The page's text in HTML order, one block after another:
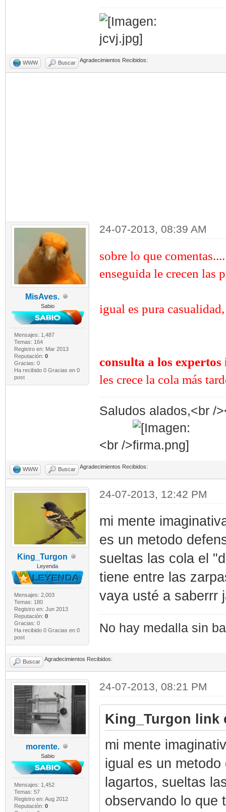
WWW Buscar Agradecimientos Recibidos:
MisAves.
Sabio
Mensajes: 1,487
Temas: 164
Registro en: Mar 2013
Reputación: 0
Gracias: 0
Ha recibido 0 Gracias en 0
post
24-07-2013, 08:39 AM
sobre lo que
enseguida le crecen las
igual es pura
consulta a los expertos
les crece la cola más
Saludos alados,<br /
<br />
WWW Buscar Agradecimientos Recibidos:
King_Turgon
Leyenda
Mensajes: 2,003
Temas: 180
Registro en: Jun 2013
Reputación: 0
Gracias: 0
Ha recibido 0 Gracias en 0
post
24-07-2013, 12:42 PM
mi mente
es un metodo
sueltas las cola el
tiene entre las
vaya usté a saberrr
No hay medalla sin
Buscar Agradecimientos Recibidos:
morente.
Sabio
Mensajes: 1,452
Temas: 57
Registro en: Aug 2012
Reputación: 0
24-07-2013, 08:21 PM
King_Turgon link
mi mente
igual es un
lagartos, sueltas
observando lo que